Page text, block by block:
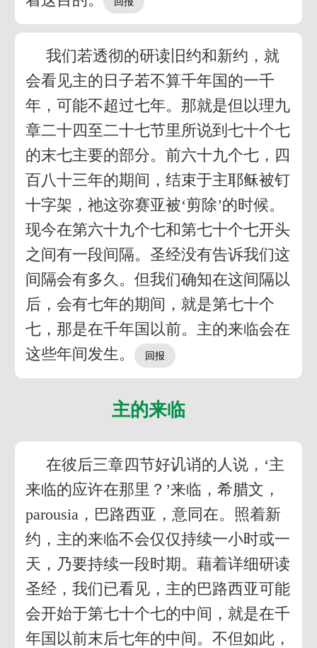
我们若透彻的研读旧约和新约，就
会看见主的日子若不算千年国的一千
年，可能不超过七年。那就是但以理九
章二十四至二十七节里所说到七十个七
的末七主要的部分。前六十九个七，四
百八十三年的期间，结束于主耶稣被钉
十字架，祂这弥赛亚被‘剪除’的时候。
现今在第六十九个七和第七十个七开头
之间有一段间隔。圣经没有告诉我们这
间隔会有多久。但我们确知在这间隔以
后，会有七年的期间，就是第七十个
七，那是在千年国以前。主的来临会在
这些年间发生。
主的来临
在彼后三章四节好讥诮的人说，‘主
来临的应许在那里？’来临，希腊文，
parousia，巴路西亚，意同在。照着新
约，主的来临不会仅仅持续一小时或一
天，乃要持续一段时期。藉着详细研读
圣经，我们已看见，主的巴路西亚可能
会开始于第七十个七的中间，就是在千
年国以前末后七年的中间。不但如此，